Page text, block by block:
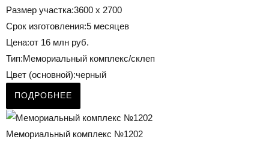
Размер участка:3600 x 2700
Срок изготовления:5 месяцев
Цена:от 16 млн руб.
Тип:Мемориальный комплекс/склеп
Цвет (основной):черный
ПОДРОБНЕЕ
Мемориальный комплекс №1202